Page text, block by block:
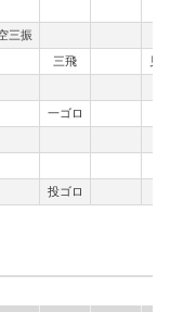
三振
三飛
見
一ゴロ
投ゴロ